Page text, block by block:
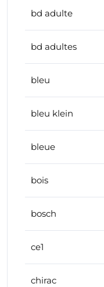
bd adulte
bd adultes
bleu
bleu klein
bleue
bois
bosch
ce1
chirac